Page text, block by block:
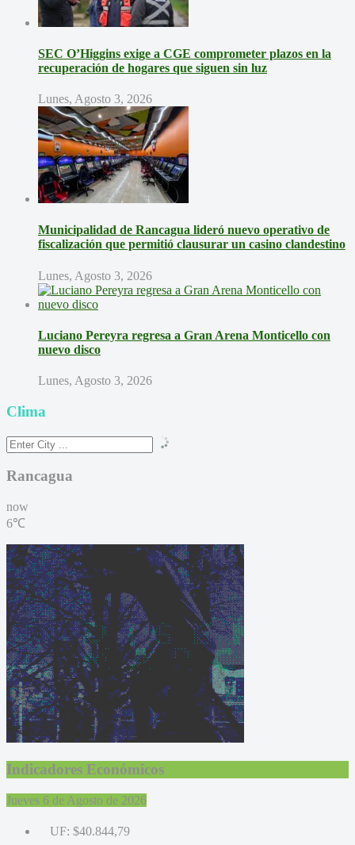
SEC O’Higgins exige a CGE comprometer plazos en la
recuperación de hogares que siguen sin luz
Lunes, Agosto 3, 2026
Municipalidad de Rancagua lideró nuevo operativo de
fiscalización que permitió clausurar un casino clandestino
Lunes, Agosto 3, 2026
Luciano Pereyra regresa a Gran Arena Monticello con
nuevo disco
Lunes, Agosto 3, 2026
Clima
Rancagua
now
6℃
Indicadores Económicos
Jueves 6 de Agosto de 2026
UF: $40.844,79